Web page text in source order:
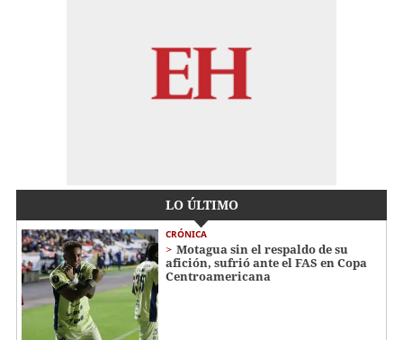
LO ÚLTIMO
CRÓNICA
Motagua sin el respaldo de su
afición, sufrió ante el FAS en Copa
Centroamericana